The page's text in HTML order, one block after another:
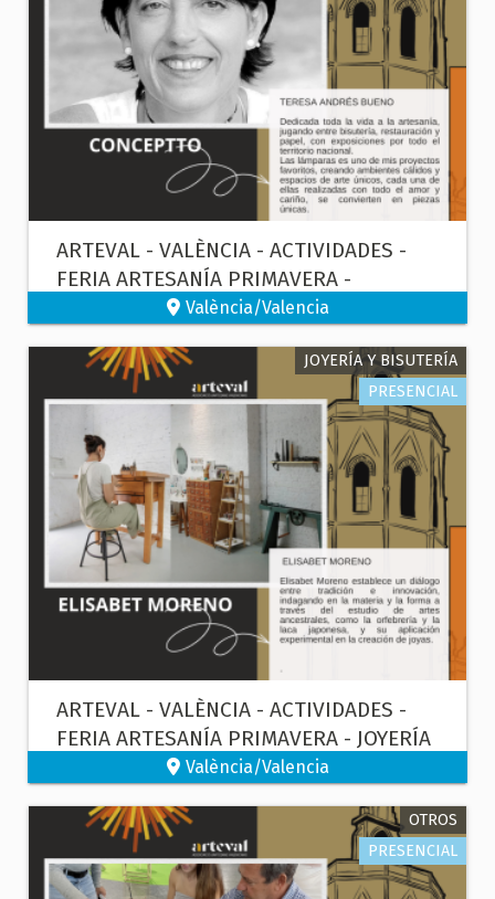
ARTEVAL - VALÈNCIA - ACTIVIDADES -
FERIA ARTESANÍA PRIMAVERA -
MANIPULADO DE PAPEL
València/Valencia
JOYERÍA Y BISUTERÍA
ARTEVAL - VALÈNCIA - ACTIVIDADES -
FERIA ARTESANÍA PRIMAVERA - JOYERÍA
València/Valencia
PRESENCIAL
OTROS
PRESENCIAL